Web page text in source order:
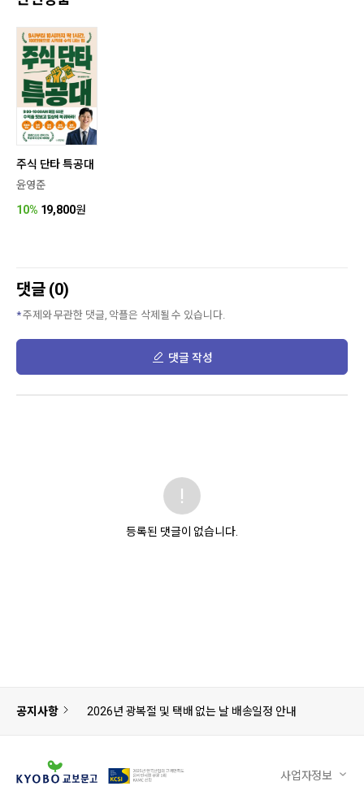
주식 단타 특공대
윤영준
10% 19,800원
댓글 (0)
주제와 무관한 댓글, 악플은 삭제될 수 있습니다.
댓글 작성
등록된 댓글이 없습니다.
공지사항 2026년 광복절 및 택배 없는 날 배송일정 안내
사업자정보